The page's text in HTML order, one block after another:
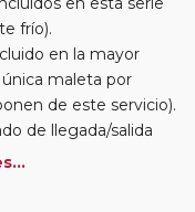
frío).
en la mayor
maleta por
de este servicio).
de llegada/salida